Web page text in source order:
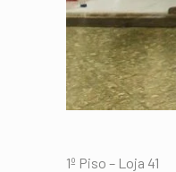
1º Piso – Loja 41